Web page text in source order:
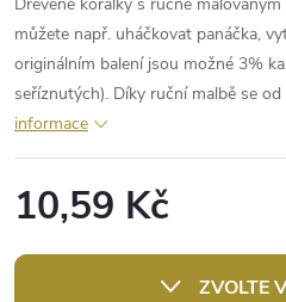
můžete např. uháčkovat panáčka,
originálním balení jsou možné 3%
seříznutých). Díky ruční malbě se
informace
10,59 Kč
cena:
ZVOLTE